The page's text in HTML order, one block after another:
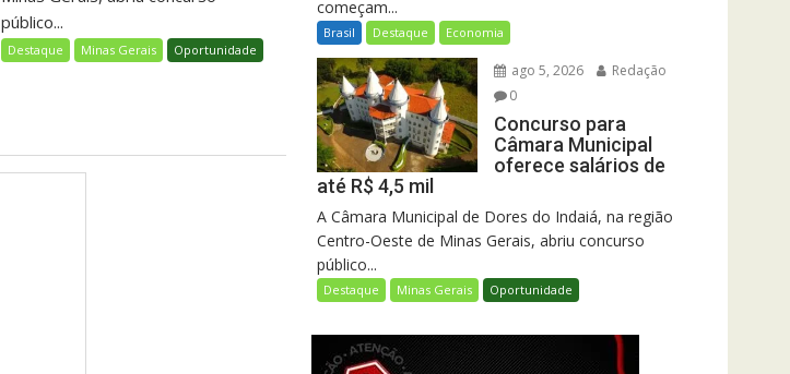
público...
Destaque Minas Gerais Oportunidade
começam...
Brasil Destaque Economia
ago 5, 2026
Redação
0
Concurso para
Câmara Municipal
oferece salários de
até R$ 4,5 mil
A Câmara Municipal de Dores do Indaiá, na região
Centro-Oeste de Minas Gerais, abriu concurso
público...
Destaque Minas Gerais Oportunidade